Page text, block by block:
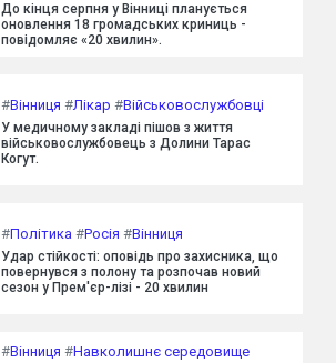
До кінця серпня у Вінниці планується
оновлення 18 громадських криниць -
повідомляє «20 хвилин».
#Вінниця #Лікар #Військовослужбовці
У медичному закладі пішов з життя
військовослужбовець з Долини Тарас
Когут.
#Політика #Росія #Вінниця
Удар стійкості: оповідь про захисника, що
повернувся з полону та розпочав новий
сезон у Прем'єр-лізі - 20 хвилин
#Вінниця #Навколишнє середовище